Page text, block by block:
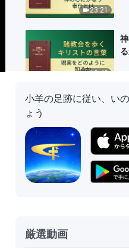
23:21
18:43
14:59
小羊の足跡に従い、い
ょう
厳選動画